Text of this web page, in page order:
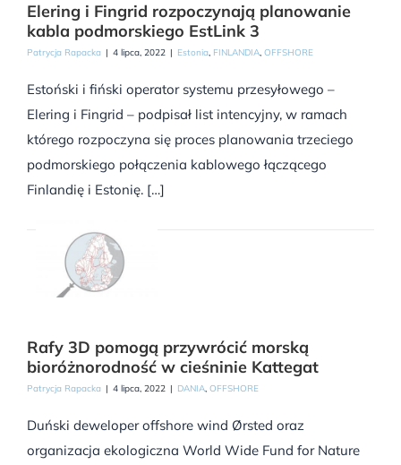
Elering i Fingrid rozpoczynają planowanie
kabla podmorskiego EstLink 3
Patrycja Rapacka | 4 lipca, 2022 | Estonia, FINLANDIA, OFFSHORE
Estoński i fiński operator systemu przesyłowego –
Elering i Fingrid – podpisał list intencyjny, w ramach
którego rozpoczyna się proces planowania trzeciego
podmorskiego połączenia kablowego łączącego
Finlandię i Estonię. […]
Rafy 3D pomogą przywrócić morską
bioróżnorodność w cieśninie Kattegat
Patrycja Rapacka | 4 lipca, 2022 | DANIA, OFFSHORE
Duński deweloper offshore wind Ørsted oraz
organizacja ekologiczna World Wide Fund for Nature